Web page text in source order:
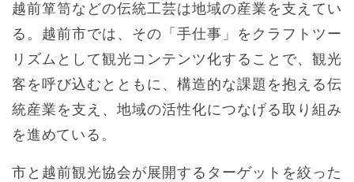
越前箪笥などの伝統工芸は地域の産業を支えてい
る。越前市では、その「手仕事」をクラフトツー
リズムとして観光コンテンツ化することで、観光
客を呼び込むとともに、構造的な課題を抱える伝
統産業を支え、地域の活性化につなげる取り組み
を進めている。
市と越前観光協会が展開するターゲットを絞った